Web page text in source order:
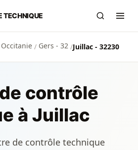
TECHNIQUE
Occitanie / Gers - 32 /Juillac - 32230
contrôle
à Juillac
de contrôle technique